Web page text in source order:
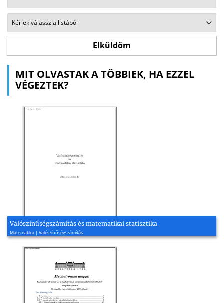
MIT OLVASTAK A TÖBBIEK, HA EZZEL
VÉGEZTEK?
Valószínűségszámítás és matematikai statisztika
Matematika | Valószínűségszámítás